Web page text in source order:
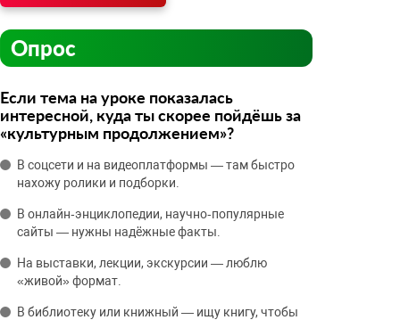
Опрос
Если тема на уроке показалась
интересной, куда ты скорее пойдёшь за
«культурным продолжением»?
В соцсети и на видеоплатформы — там быстро
нахожу ролики и подборки.
В онлайн‑энциклопедии, научно‑популярные
сайты — нужны надёжные факты.
На выставки, лекции, экскурсии — люблю
«живой» формат.
В библиотеку или книжный — ищу книгу, чтобы